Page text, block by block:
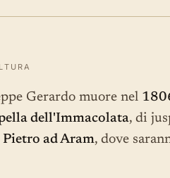
Gerardo muore nel
dell'Immacolata, di
Pietro ad Aram, dove